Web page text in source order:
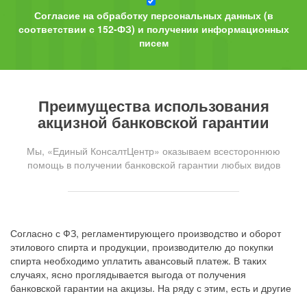
Согласие на обработку персональных данных (в
соответствии с 152-ФЗ) и получении информационных
писем
Преимущества использования
акцизной банковской гарантии
Мы, «Единый КонсалтЦентр» оказываем всестороннюю
помощь в получении банковской гарантии любых видов
Согласно с ФЗ, регламентирующего производство и оборот
этилового спирта и продукции, производителю до покупки
спирта необходимо уплатить авансовый платеж. В таких
случаях, ясно проглядывается выгода от получения
банковской гарантии на акцизы. На ряду с этим, есть и другие